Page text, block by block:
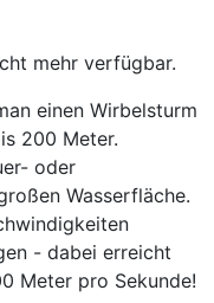
mehr verfügbar.
einen Wirbelsturm
200 Meter.
oder
Wasserfläche.
- dabei erreicht
Meter pro Sekunde!